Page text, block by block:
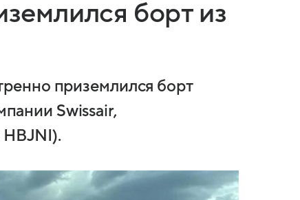
борт из
приземлился борт
Swissair,